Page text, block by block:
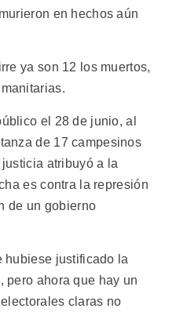
en hechos aún
ya son 12 los muertos,
el 28 de junio, al
de 17 campesinos
atribuyó a la
es contra la represión
de un gobierno
hubiese justificado la
pero ahora que hay un
claras no